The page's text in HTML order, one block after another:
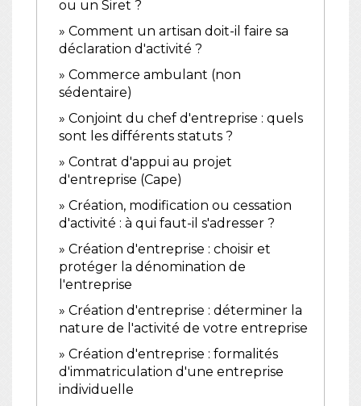
ou un Siret ?
Comment un artisan doit-il faire sa
déclaration d'activité ?
Commerce ambulant (non
sédentaire)
Conjoint du chef d'entreprise : quels
sont les différents statuts ?
Contrat d'appui au projet
d'entreprise (Cape)
Création, modification ou cessation
d'activité : à qui faut-il s'adresser ?
Création d'entreprise : choisir et
protéger la dénomination de
l'entreprise
Création d'entreprise : déterminer la
nature de l'activité de votre entreprise
Création d'entreprise : formalités
d'immatriculation d'une entreprise
individuelle